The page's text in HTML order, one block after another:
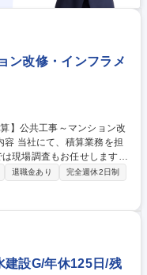
ン改修・インフラメ
現場調査もお任せします。
管理 ・計画図、設計図、
作成 募集職種 静
フラメンテまで幅広く展開
退職金あり
完全週休2日制
建設G/年休125日/残